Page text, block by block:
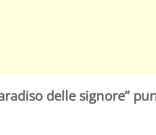
delle signore”